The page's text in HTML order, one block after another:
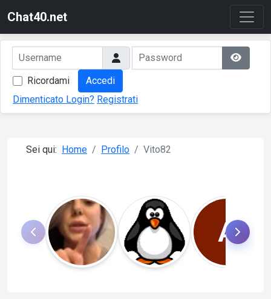
Chat40.net
Ricordami
Accedi
Dimenticato Login? Registrati
Sei qui: Home Profilo Vito82
A